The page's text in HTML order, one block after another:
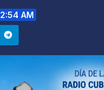
2:54 AM